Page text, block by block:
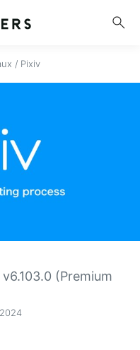
search
/ Pixiv
(Premium